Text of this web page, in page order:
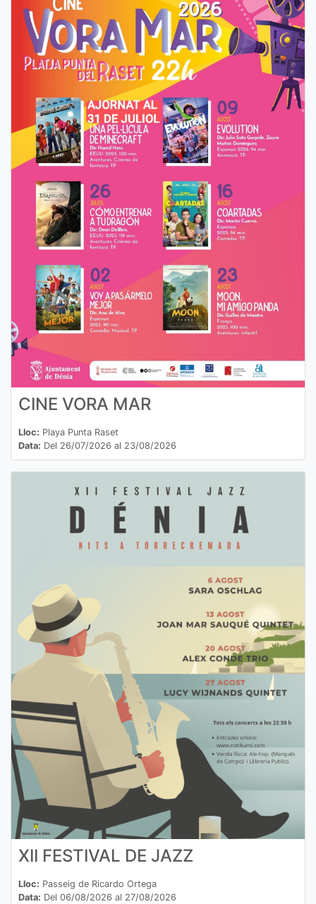
CINE VORA MAR
Lloc: Playa Punta Raset
Data: Del 26/07/2026 al 23/08/2026
XII FESTIVAL DE JAZZ
Lloc: Passeig de Ricardo Ortega
Data: Del 06/08/2026 al 27/08/2026